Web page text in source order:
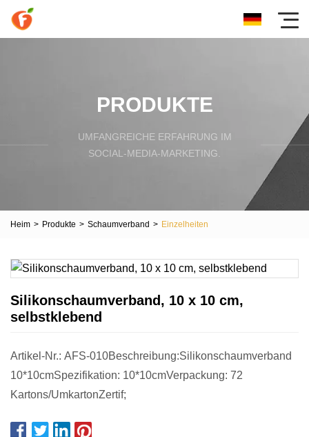
PRODUKTE
UMFANGREICHE ERFAHRUNG IM
SOCIAL-MEDIA-MARKETING.
Heim > Produkte > Schaumverband > Einzelheiten
Silikonschaumverband, 10 x 10 cm,
selbstklebend
Artikel-Nr.: AFS-010Beschreibung:Silikonschaumverband
10*10cmSpezifikation: 10*10cmVerpackung: 72
Kartons/UmkartonZertif;